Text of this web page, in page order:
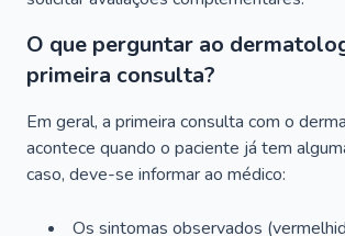
O que perguntar ao
primeira consulta?
Em geral, a primeira consulta com o
acontece quando o paciente já tem
caso, deve-se informar ao médico:
Os sintomas observados